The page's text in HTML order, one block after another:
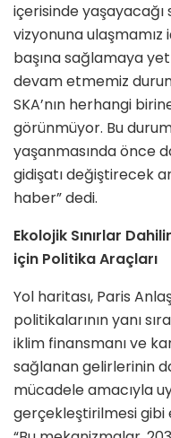
içerisinde
vizyonuna
başına sağlamaya
devam etmemiz
SKA’nın herhangi
görünmüyor. Bu
yaşanmasında önce
gidişatı değiştirecek
haber” dedi.
Ekolojik Sınırlar
için Politika Araçları
Yol haritası, Paris
politikalarının yanı
iklim finansmanı ve
sağlanan gelirlerinin
mücadele amacıyla
gerçekleştirilmesigibi